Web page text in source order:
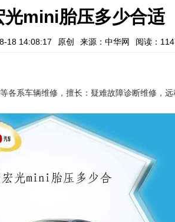
光mini胎压多少合适
18 14:08:17 原创 来源：中华网 阅读：